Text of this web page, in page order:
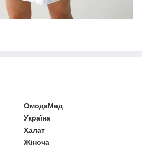
ОмодаМед
Україна
Халат
Жіноча